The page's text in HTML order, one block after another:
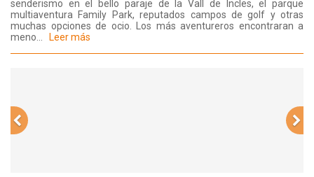
senderismo en el bello paraje de la Vall de Incles, el parque
multiaventura Family Park, reputados campos de golf y otras
muchas opciones de ocio. Los más aventureros encontraran a
meno...
Leer más